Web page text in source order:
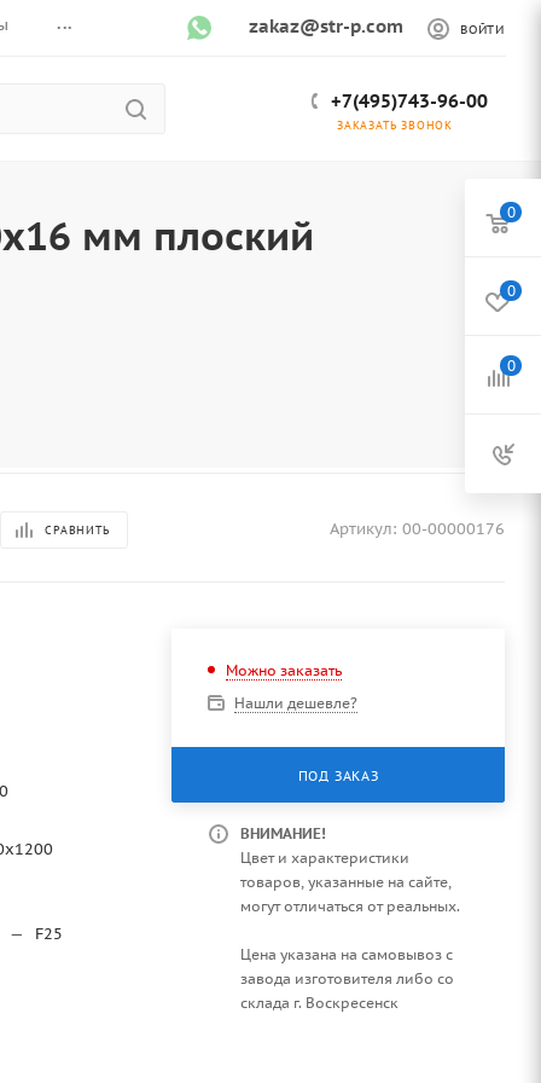
... zakaz@str-p.com ВОЙТИ
+7(495)743-96-00
ЗАКАЗАТЬ ЗВОНОК
мм плоский
СРАВНИТЬ Артикул: 00-00000176
— F25
Можно заказать
Нашли дешевле?
ПОД ЗАКАЗ
ВНИМАНИЕ!
Цвет и характеристики
товаров, указанные на сайте,
могут отличаться от реальных.
Цена указана на самовывоз с
завода изготовителя либо со
склада г. Воскресенск
0
0
0